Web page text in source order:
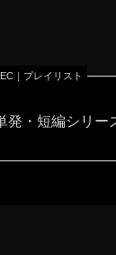
｜プレイリスト
発・短編シリー